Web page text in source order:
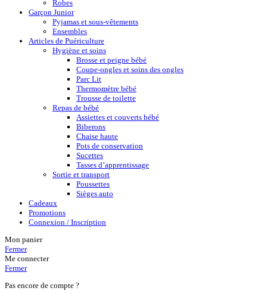
Robes
Garçon Junior
Pyjamas et sous-vêtements
Ensembles
Articles de Puériculture
Hygiène et soins
Brosse et peigne bébé
Coupe-ongles et soins des ongles
Parc Lit
Thermomètre bébé
Trousse de toilette
Repas de bébé
Assiettes et couverts bébé
Biberons
Chaise haute
Pots de conservation
Sucettes
Tasses d’apprentissage
Sortie et transport
Poussettes
Sièges auto
Cadeaux
Promotions
Connexion / Inscription
Mon panier
Fermer
Me connecter
Fermer
Pas encore de compte ?